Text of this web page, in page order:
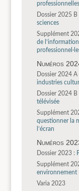
Dossier 2025 B
sciences
Supplément
de
Numéros
Dossier 2024 A
industries
Dossier 2024 B
télévisée
Supplément
questionner la
l’écran
Numéros
Dossier 2023 :
Supplément
environnement
Varia 2023